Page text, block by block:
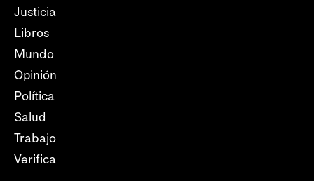
Justicia
Libros
Mundo
Opinión
Política
Salud
Trabajo
Verifica